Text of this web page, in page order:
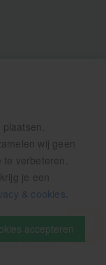
wij geen
verbeteren.
je een
& cookies
accepteren
nieuws: